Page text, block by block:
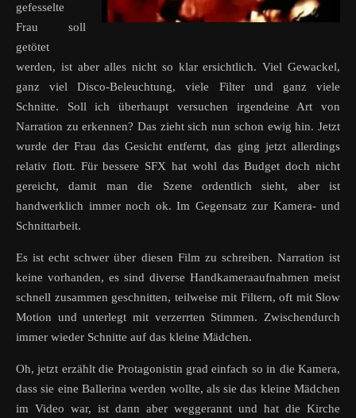
gefesselte
Frau soll
getötet
werden, ist aber alles nicht so klar ersichtlich. Viel Gewackel,
ganz viel Disco-Beleuchtung, viele Filter und ganz viele
Schnitte. Soll ich überhaupt versuchen irgendeine Art von
Narration zu erkennen? Das zieht sich nun schon ewig hin. Jetzt
wurde der Frau das Gesicht entfernt, das ging jetzt allerdings
relativ flott. Für bessere SFX hat wohl das Budget doch nicht
gereicht, damit man die Szene ordentlich sieht, aber ist
handwerklich immer noch ok. Im Gegensatz zur Kamera- und
Schnittarbeit.
Es ist echt schwer über diesen Film zu schreiben. Narration ist
keine vorhanden, es sind diverse Handkameraaufnahmen meist
schnell zusammen geschnitten, teilweise mit Filtern, oft mit Slow
Motion und unterlegt mit verzerrten Stimmen. Zwischendurch
immer wieder Schnitte auf das kleine Mädchen.
Oh, jetzt erzählt die Protagonistin grad einfach so in die Kamera,
dass sie eine Ballerina werden wollte, als sie das kleine Mädchen
im Video war, ist dann aber weggerannt und hat die Kirche